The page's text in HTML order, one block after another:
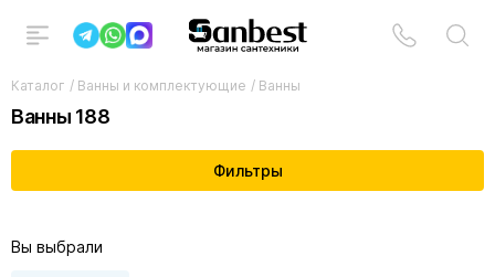
Каталог / Ванны и комплектующие / Ванны
Ванны 188
Фильтры
Вы выбрали